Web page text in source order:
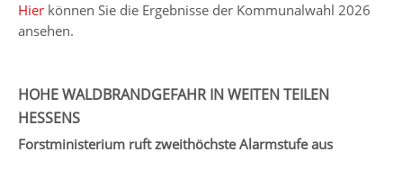
Hier können Sie die Ergebnisse der Kommunalwahl 2026
ansehen.
HOHE WALDBRANDGEFAHR IN WEITEN TEILEN
HESSENS
Forstministerium ruft zweithöchste Alarmstufe aus